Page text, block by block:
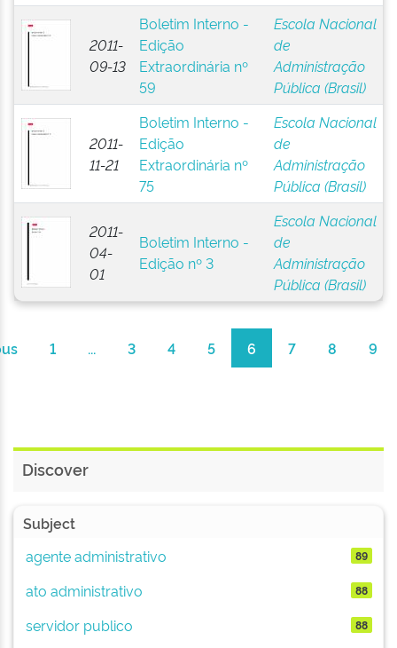
2011-
09-13
Boletim Interno -
Edição
Extraordinária nº
59
Escola Nacional
de
Administração
Pública (Brasil)
2011-
11-21
Boletim Interno -
Edição
Extraordinária nº
75
Escola Nacional
de
Administração
Pública (Brasil)
2011-
04-
01
Boletim Interno -
Edição nº 3
Escola Nacional
de
Administração
Pública (Brasil)
1 ... 3 4 5 6 7 8 9
Discover
Subject
agente administrativo
89
ato administrativo 88
servidor publico 88